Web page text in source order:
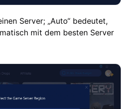
Server; „Auto“ bedeutet,
mit dem besten Server